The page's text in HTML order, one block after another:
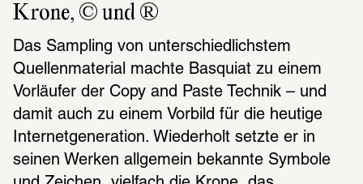
Krone, © und ®
Das Sampling von unterschiedlichstem
Quellenmaterial machte Basquiat zu einem
Vorläufer der Copy and Paste Technik – und
damit auch zu einem Vorbild für die heutige
Internetgeneration. Wiederholt setzte er in
seinen Werken allgemein bekannte Symbole